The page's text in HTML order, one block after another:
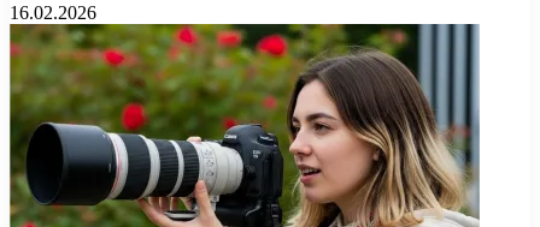
16.02.2026